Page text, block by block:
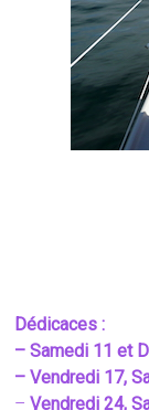
Dédicaces :
– Samedi 11 et
– Vendredi 17,
– Vendredi 24,